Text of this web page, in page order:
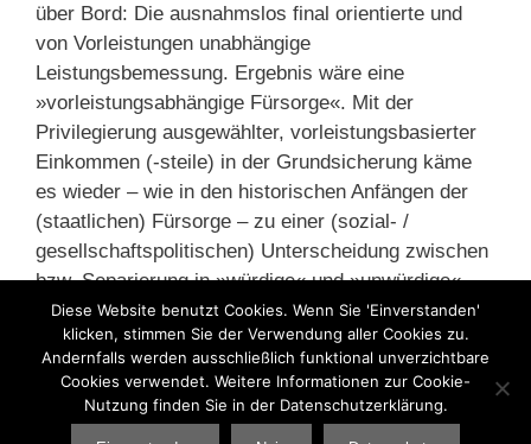
über Bord: Die ausnahmslos final orientierte und
von Vorleistungen unabhängige
Leistungsbemessung. Ergebnis wäre eine
»vorleistungsabhängige Fürsorge«. Mit der
Privilegierung ausgewählter, vorleistungsbasierter
Einkommen (-steile) in der Grundsicherung käme
es wieder – wie in den historischen Anfängen der
(staatlichen) Fürsorge – zu einer (sozial- /
gesellschaftspolitischen) Unterscheidung zwischen
bzw. Separierung in »würdige« und »unwürdige«
(Alters-) Arme.«
Kategorien
Betriebsrente,Kapitaldeckung,Riester-Rente,
Sozialpolitik
Diese Website benutzt Cookies. Wenn Sie 'Einverstanden'
klicken, stimmen Sie der Verwendung aller Cookies zu.
Andernfalls werden ausschließlich funktional unverzichtbare
Cookies verwendet. Weitere Informationen zur Cookie-
Nutzung finden Sie in der Datenschutzerklärung.